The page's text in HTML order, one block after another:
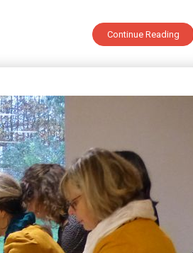
Continue Reading